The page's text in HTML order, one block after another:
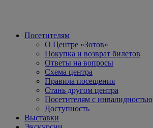
Посетителям
О Центре «Зотов»
Покупка и возврат билетов
Ответы на вопросы
Схема центра
Правила посещения
Стань другом центра
Посетителям с инвалидностью
Доступность
Выставки